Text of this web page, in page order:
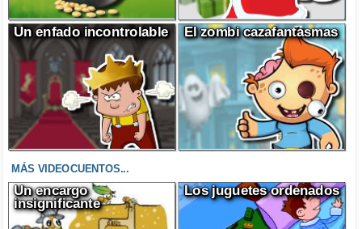
Un enfado incontrolable El zombi cazafantasmas
MÁS VIDEOCUENTOS...
Un encargo
insignificante
Los juguetes ordenados